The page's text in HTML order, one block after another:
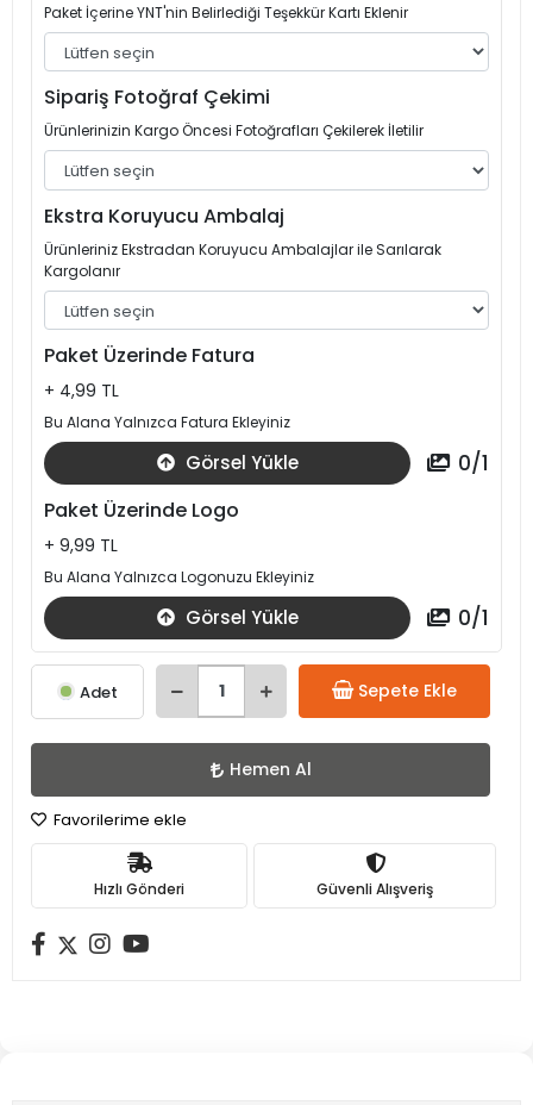
Paket İçerine YNT'nin Belirlediği Teşekkür Kartı Eklenir
Sipariş Fotoğraf Çekimi
Ürünlerinizin Kargo Öncesi Fotoğrafları Çekilerek İletilir
Ekstra Koruyucu Ambalaj
Ürünleriniz Ekstradan Koruyucu Ambalajlar ile Sarılarak
Kargolanır
Paket Üzerinde Fatura
+ 4,99 TL
Bu Alana Yalnızca Fatura Ekleyiniz
Görsel Yükle 0/1
Paket Üzerinde Logo
+ 9,99 TL
Bu Alana Yalnızca Logonuzu Ekleyiniz
Görsel Yükle 0/1
Adet Sepete Ekle
Hemen Al
Favorilerime ekle
Hızlı Gönderi Güvenli Alışveriş